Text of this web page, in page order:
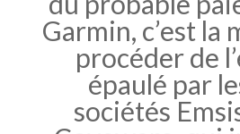
Garmin, c’est la
procéder de
épaulé par
sociétés